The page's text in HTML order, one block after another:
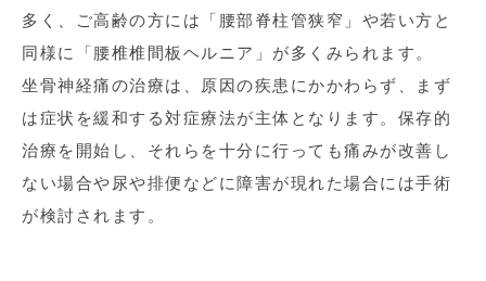
多く、ご高齢の方には「腰部脊柱管狭窄」や若い方と
同様に「腰椎椎間板ヘルニア」が多くみられます。
坐骨神経痛の治療は、原因の疾患にかかわらず、まず
は症状を緩和する対症療法が主体となります。保存的
治療を開始し、それらを十分に行っても痛みが改善し
ない場合や尿や排便などに障害が現れた場合には手術
が検討されます。